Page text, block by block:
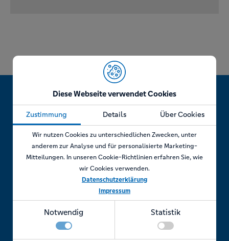
Diese Webseite verwendet Cookies
Zustimmung Details Über Cookies
Wir nutzen Cookies zu unterschiedlichen Zwecken, unter
anderem zur Analyse und für personalisierte Marketing-
Mitteilungen. In unseren Cookie-Richtlinien erfahren Sie, wie
wir Cookies verwenden.
Datenschutzerklärung
Impressum
Notwendig Statistik
Jetzt Termin vereinbaren!
Telefonisch
+49 7841 69 11880